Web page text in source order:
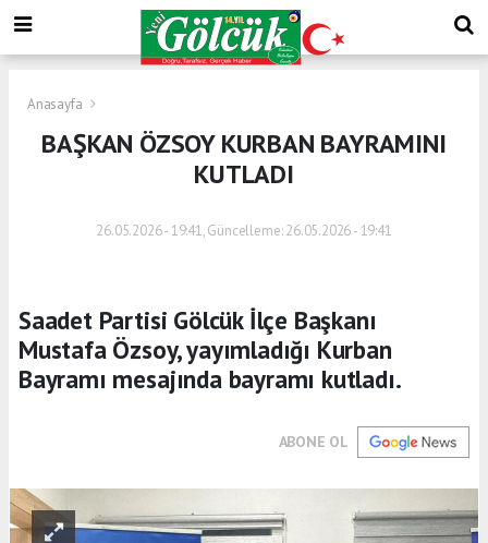
Anasayfa
BAŞKAN ÖZSOY KURBAN BAYRAMINI
KUTLADI
26.05.2026 - 19:41, Güncelleme: 26.05.2026 - 19:41
Saadet Partisi Gölcük İlçe Başkanı
Mustafa Özsoy, yayımladığı Kurban
Bayramı mesajında bayramı kutladı.
ABONE OL